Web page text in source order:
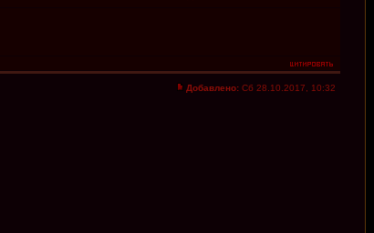
Добавлено: Сб 28.10.2017, 10:32